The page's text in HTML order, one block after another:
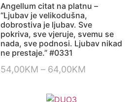
Angellum citat na platnu –
“Ljubav je velikodušna,
dobrostiva je ljubav. Sve
pokriva, sve vjeruje, svemu se
nada, sve podnosi. Ljubav nikad
ne prestaje.” #0331
54,00KM – 64,00KM